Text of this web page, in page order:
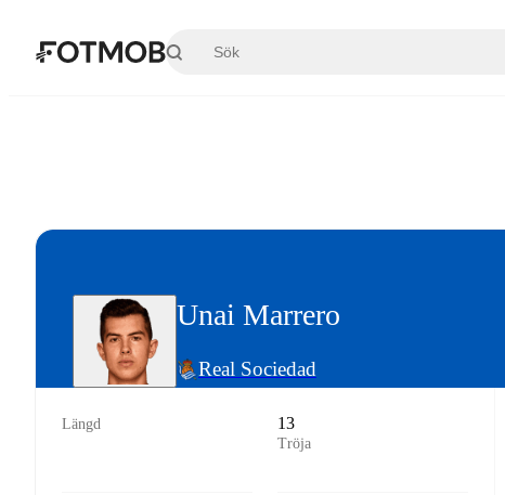
Unai Marrero
Real Sociedad
Längd 13
Tröja